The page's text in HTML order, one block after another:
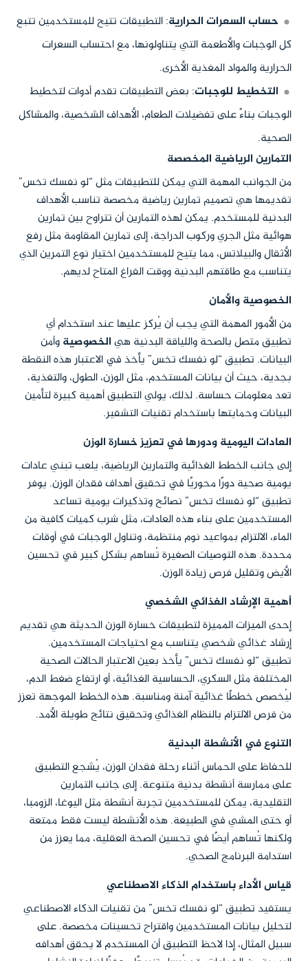
حساب السعرات الحرارية: التطبيقات تتيح للمستخدمين تتبع
كل الوجبات والأطعمة التي يتناولونها، مع احتساب السعرات
الحرارية والمواد المغذية الأخرى.
التخطيط للوجبات: بعض التطبيقات تقدم أدوات لتخطيط
الوجبات بناءً على تفضيلات الطعام، الأهداف الشخصية، والمشاكل
الصحية.
التمارين الرياضية المخصصة
من الجوانب المهمة التي يمكن للتطبيقات مثل “لو نفسك تخس”
تقديمها هي تصميم تمارين رياضية مخصصة تناسب الأهداف
البدنية للمستخدم. يمكن لهذه التمارين أن تتراوح بين تمارين
هوائية مثل الجري وركوب الدراجة، إلى تمارين المقاومة مثل رفع
الأثقال والبيلاتس، مما يتيح للمستخدمين اختيار نوع التمرين الذي
يتناسب مع طاقتهم البدنية ووقت الفراغ المتاح لديهم.
الخصوصية والأمان
من الأمور المهمة التي يجب أن يُركز عليها عند استخدام أي
تطبيق متصل بالصحة واللياقة البدنية هيالخصوصيةوأمن
البيانات. تطبيق “لو نفسك تخس” يأخذ في الاعتبار هذه النقطة
بجدية، حيث أن بيانات المستخدم، مثل الوزن، الطول، والتغذية،
تعد معلومات حساسة. لذلك، يولي التطبيق أهمية كبيرة لتأمين
البيانات وحمايتها باستخدام تقنيات التشفير.
العادات اليومية ودورها في تعزيز خسارة الوزن
إلى جانب الخطط الغذائية والتمارين الرياضية، يلعب تبني عادات
يومية صحية دورًا محوريًا في تحقيق أهداف فقدان الوزن. يوفر
تطبيق “لو نفسك تخس” نصائح وتذكيرات يومية تساعد
المستخدمين على بناء هذه العادات، مثل شرب كميات كافية من
الماء، الالتزام بمواعيد نوم منتظمة، وتناول الوجبات في أوقات
محددة. هذه التوصيات الصغيرة تُساهم بشكل كبير في تحسين
الأيض وتقليل فرص زيادة الوزن.
أهمية الإرشاد الغذائي الشخصي
إحدى الميزات المميزة لتطبيقات خسارة الوزن الحديثة هي تقديم
إرشاد غذائي شخصي يتناسب مع احتياجات المستخدمين.
تطبيق “لو نفسك تخس” يأخذ بعين الاعتبار الحالات الصحية
المختلفة مثل السكري، الحساسية الغذائية، أو ارتفاع ضغط الدم،
ليُخصص خططًا غذائية آمنة ومناسبة. هذه الخطط الموجهة تعزز
من فرص الالتزام بالنظام الغذائي وتحقيق نتائج طويلة الأمد.
التنوع في الأنشطة البدنية
للحفاظ على الحماس أثناء رحلة فقدان الوزن، يُشجع التطبيق
على ممارسة أنشطة بدنية متنوعة. إلى جانب التمارين
التقليدية، يمكن للمستخدمين تجربة أنشطة مثل اليوغا، الزومبا،
أو حتى المشي في الطبيعة. هذه الأنشطة ليست فقط ممتعة
ولكنها تُساهم أيضًا في تحسين الصحة العقلية، مما يعزز من
استدامة البرنامج الصحي.
قياس الأداء باستخدام الذكاء الاصطناعي
يستفيد تطبيق “لو نفسك تخس” من تقنيات الذكاء الاصطناعي
لتحليل بيانات المستخدمين واقتراح تحسينات مخصصة. على
سبيل المثال، إذا لاحظ التطبيق أن المستخدم لا يحقق أهدافه